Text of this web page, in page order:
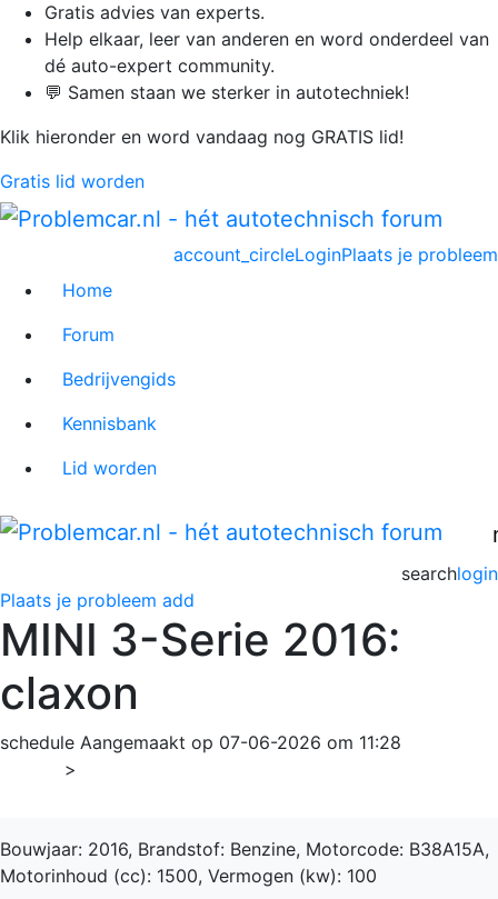
Gratis advies van experts.
Help elkaar, leer van anderen en word onderdeel van
dé auto-expert community.
💬 Samen staan we sterker in autotechniek!
Klik hieronder en word vandaag nog GRATIS lid!
Gratis lid worden
Plaats je probleem
account_circleLogin
Home
Forum
Bedrijvengids
Kennisbank
Lid worden
login
search
Plaats je probleem add
MINI 3-Serie 2016:
claxon
schedule Aangemaakt op 07-06-2026 om 11:28
>
Bouwjaar: 2016, Brandstof: Benzine, Motorcode: B38A15A,
Motorinhoud (cc): 1500, Vermogen (kw): 100